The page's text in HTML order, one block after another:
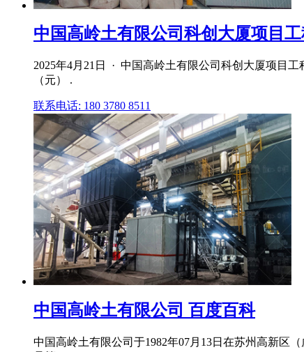
中国高岭土有限公司科创大厦项目工
2025年4月21日 · 中国高岭土有限公司科创大厦项目
（元） .
联系电话: 180 3780 8511
中国高岭土有限公司 百度百科
中国高岭土有限公司于1982年07月13日在苏州高新区